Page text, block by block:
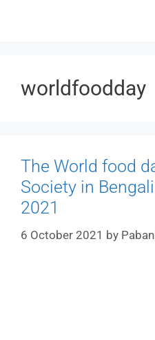
worldfoodday
The World food
Society in Bengali |
2021
6 October 2021 by